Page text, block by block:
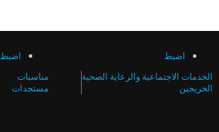
اضبط
الخدمات الاجتماعية والرعاية الصحية
الخريجين
اضبط
مناسبات
مستجدات